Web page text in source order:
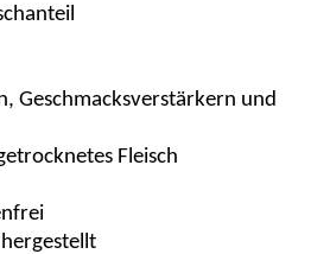
nteil
, Geschmacksverstärkern und
Fleisch